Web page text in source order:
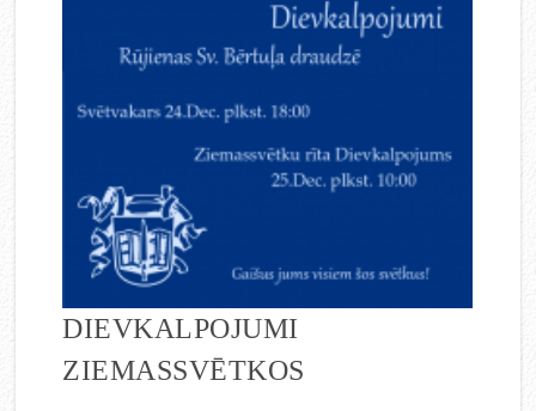
DIEVKALPOJUMI
ZIEMASSVĒTKOS